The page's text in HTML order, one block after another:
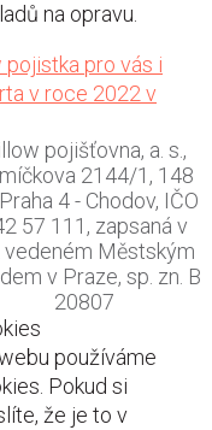
na opravu.
pro vás i
v roce 2022 v
pojišťovna, a. s.,
2144/1, 148
4 - Chodov, IČO
57 111, zapsaná v
vedeném Městským
v Praze, sp. zn. B
20807
používáme
Pokud si
že je to v